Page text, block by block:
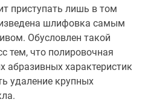
приступать лишь в том
шлифовка самым
Обусловлен такой
тем, что полировочная
абразивных характеристик
удаление крупных